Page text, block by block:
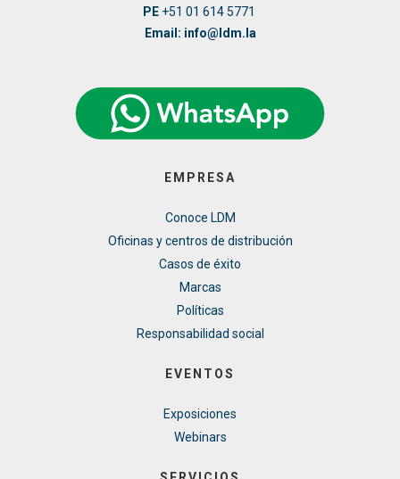
PE +51 01 614 5771
Email: info@ldm.la
EMPRESA
Conoce LDM
Oficinas y centros de distribución
Casos de éxito
Marcas
Políticas
Responsabilidad social
EVENTOS
Exposiciones
Webinars